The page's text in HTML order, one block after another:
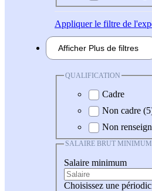
Appliquerle filtre de
Afficher Plus de filtres
QUALIFICATION
Cadre
Non cadre
Non
SALAIRE BRUT MINIMUM
Salaire minimum
Choisissez une